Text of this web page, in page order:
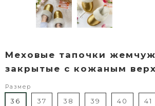
Меховые тапочки
закрытые с кожаным
Размер
36 37 38 39 40 41